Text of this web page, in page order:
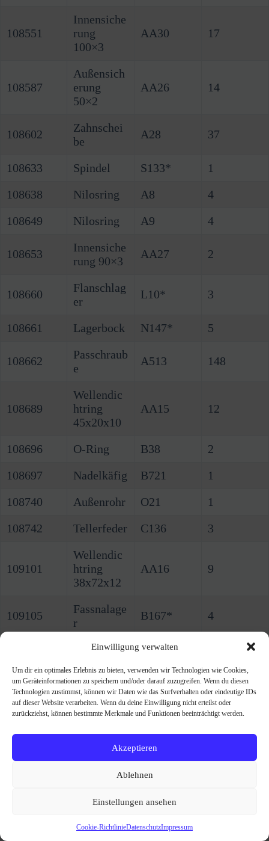
Einwilligung verwalten
Um dir ein optimales Erlebnis zu bieten, verwenden wir Technologien wie Cookies,
um Geräteinformationen zu speichern und/oder darauf zuzugreifen. Wenn du diesen
Technologien zustimmst, können wir Daten wie das Surfverhalten oder eindeutige IDs
auf dieser Website verarbeiten. Wenn du deine Einwilligung nicht erteilst oder
zurückziehst, können bestimmte Merkmale und Funktionen beeinträchtigt werden.
Akzeptieren
Ablehnen
Einstellungen ansehen
Cookie-RichtlinieDatenschutzImpressum
108551
Innensiche
rung
100×3
AA30 17
108587
Außensich
erung
50×2
AA26 14
108602
Zahnschei
be
A28 37
108633 Spindel S133*
1
108638
Nilosring A8
4
108649
Nilosring A9 4
108653
Innensiche
rung 90×3
AA27 2
108660
Flanschlag
er
L10* 3
108661 Lagerbock N147* 5
108662
Passchraub
e
A513 148
108689
Wellendic
htring
45x20x10
AA15 12
108696 O-Ring B38
2
108697
Nadelkäfig B721
1
108740
Außenrohr O21
1
108742
Tellerfeder C136 3
109101
Wellendic
htring
38x72x12
AA16 9
109105
Fassnalage
r
B167* 4
Schieber B610
109148
O-Ring B549 9
109162
Klappsteck
er
A606 6
Nilosring
nlager
B290
Mutter B558